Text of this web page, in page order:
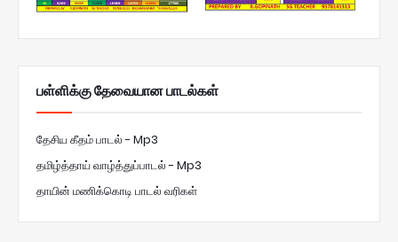
பள்ளிக்கு தேவையான பாடல்கள்
தேசிய கீதம் பாடல் - Mp3
தமிழ்த்தாய் வாழ்த்துப்பாடல் - Mp3
தாயின் மணிக்கொடி பாடல் வரிகள்